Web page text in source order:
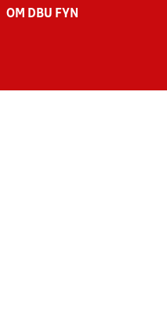
OM DBU FYN